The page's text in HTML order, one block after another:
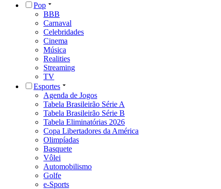
Pop
BBB
Carnaval
Celebridades
Cinema
Música
Realities
Streaming
TV
Esportes
Agenda de Jogos
Tabela Brasileirão Série A
Tabela Brasileirão Série B
Tabela Eliminatórias 2026
Copa Libertadores da América
Olimpíadas
Basquete
Vôlei
Automobilismo
Golfe
e-Sports